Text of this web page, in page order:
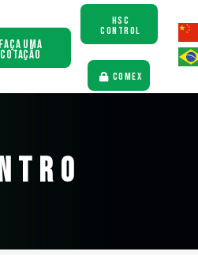
Faça uma
Cotação
HSC
CONTROL
COMEX